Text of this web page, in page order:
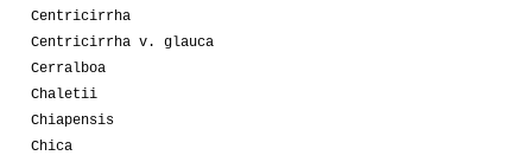
Centricirrha
Centricirrha v. glauca
Cerralboa
Chaletii
Chiapensis
Chica